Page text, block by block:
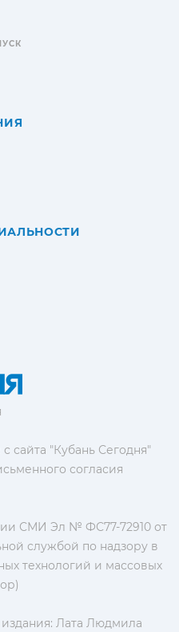
сайта "Кубань Сегодня"
согласия
СМИ Эл № ФС77-72910 от
службой по надзору в
технологий и массовых
Лата Людмила